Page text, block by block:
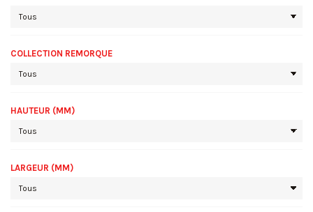
COLLECTION REMORQUE
HAUTEUR (MM)
LARGEUR (MM)